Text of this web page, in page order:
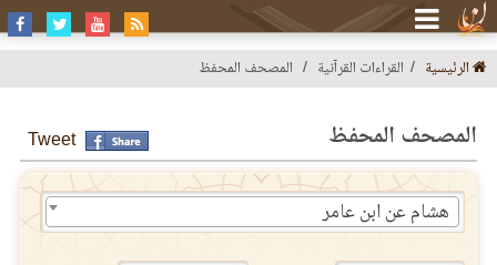
الرئيسية القراءات القرآنية المصحف المحفظ
المصحف المحفظ Tweet
هشام عن ابن عامر